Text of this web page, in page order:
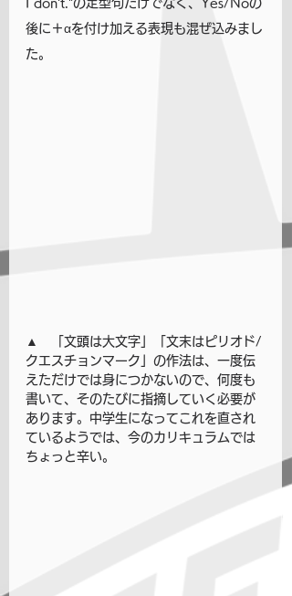
I don't."の定型句だけでなく、Yes/Noの
後に＋αを付け加える表現も混ぜ込みまし
た。
▲　「文頭は大文字」「文末はピリオド/
クエスチョンマーク」の作法は、一度伝
えただけでは身につかないので、何度も
書いて、そのたびに指摘していく必要が
あります。中学生になってこれを直され
ているようでは、今のカリキュラムでは
ちょっと辛い。